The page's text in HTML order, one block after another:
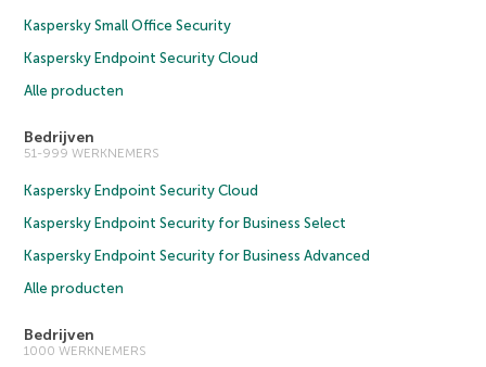
Kaspersky Small Office Security
Kaspersky Endpoint Security Cloud
Alle producten
Bedrijven
51-999 WERKNEMERS
Kaspersky Endpoint Security Cloud
Kaspersky Endpoint Security for Business Select
Kaspersky Endpoint Security for Business Advanced
Alle producten
Bedrijven
1000 WERKNEMERS